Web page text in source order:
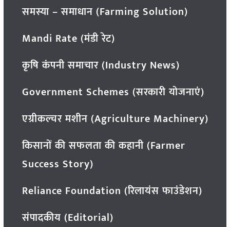
समस्या – समाधान (Farming Solution)
Mandi Rate (मंडी रेट)
कृषि कंपनी समाचार (Industry News)
Government Schemes (सरकारी योजनाएं)
एग्रीकल्चर मशीन (Agriculture Machinery)
किसानों की सफलता की कहानी (Farmer
Success Story)
Reliance Foundation (रिलायंस फाउंडेशन)
संपादकीय (Editorial)